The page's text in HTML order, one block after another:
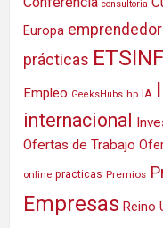
consultoria
Europa
prácticas ETSINF
Empleo GeeksHubs hp IA
internacional
Ofertas de Trabajo
online practicas Premios
Empresas Reino